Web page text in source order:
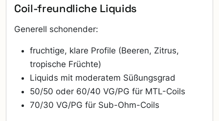
Coil-freundliche Liquids
Generell schonender:
fruchtige, klare Profile (Beeren, Zitrus,
tropische Früchte)
Liquids mit moderatem Süßungsgrad
50/50 oder 60/40 VG/PG für MTL-Coils
70/30 VG/PG für Sub-Ohm-Coils